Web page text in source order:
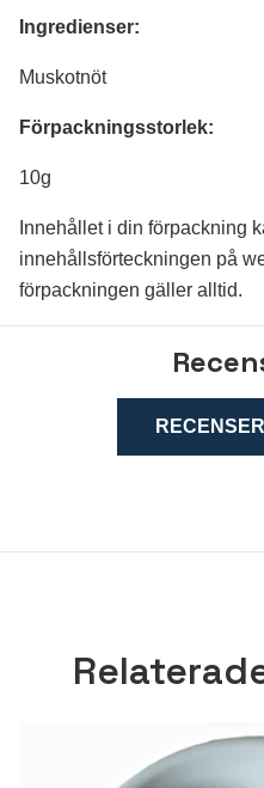
Ingredienser:
Muskotnöt
Förpackningsstorlek:
10g
Innehållet i din förpackning
innehållsförteckningen på
förpackningen gäller alltid.